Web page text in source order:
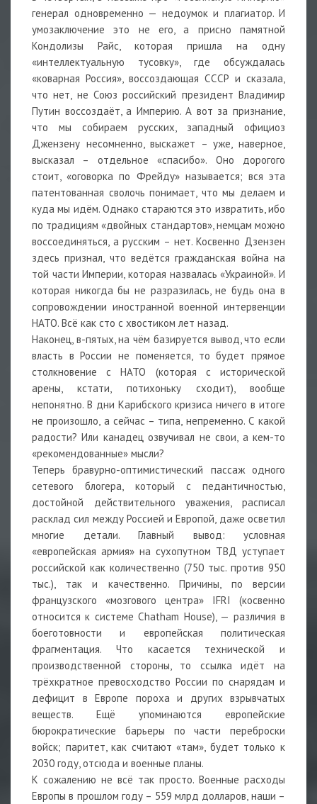
генерал одновременно — недоумок и плагиатор. И
умозаключение это не его, а присно памятной
Кондолизы Райс, которая пришла на одну
«интеллектуальную тусовку», где обсуждалась
«коварная Россия», воссоздающая СССР и сказала,
что нет, не Союз российский президент Владимир
Путин воссоздаёт, а Империю. А вот за признание,
что мы собираем русских, западный официоз
Джензену несомненно, выскажет – уже, наверное,
высказал – отдельное «спасибо». Оно дорогого
стоит, «оговорка по Фрейду» называется; вся эта
патентованная сволочь понимает, что мы делаем и
куда мы идём. Однако стараются это извратить, ибо
по традициям «двойных стандартов», немцам можно
воссоединяться, а русским – нет. Косвенно Дзензен
здесь признал, что ведётся гражданская война на
той части Империи, которая назвалась «Украиной». И
которая никогда бы не разразилась, не будь она в
сопровождении иностранной военной интервенции
НАТО. Всё как сто с хвостиком лет назад.
Наконец, в-пятых, на чём базируется вывод, что если
власть в России не поменяется, то будет прямое
столкновение с НАТО (которая с исторической
арены, кстати, потихоньку сходит), вообще
непонятно. В дни Карибского кризиса ничего в итоге
не произошло, а сейчас – типа, непременно. С какой
радости? Или канадец озвучивал не свои, а кем-то
«рекомендованные» мысли?
Теперь бравурно-оптимистический пассаж одного
сетевого блогера, который с педантичностью,
достойной действительного уважения, расписал
расклад сил между Россией и Европой, даже осветил
многие детали. Главный вывод: условная
«европейская армия» на сухопутном ТВД уступает
российской как количественно (750 тыс. против 950
тыс.), так и качественно. Причины, по версии
французского «мозгового центра» IFRI (косвенно
относится к системе Chatham House), — различия в
боеготовности и европейская политическая
фрагментация. Что касается технической и
производственной стороны, то ссылка идёт на
трёхкратное превосходство России по снарядам и
дефицит в Европе пороха и других взрывчатых
веществ. Ещё упоминаются европейские
бюрократические барьеры по части переброски
войск; паритет, как считают «там», будет только к
2030 году, отсюда и военные планы.
К сожалению не всё так просто. Военные расходы
Европы в прошлом году – 559 млрд долларов, наши –